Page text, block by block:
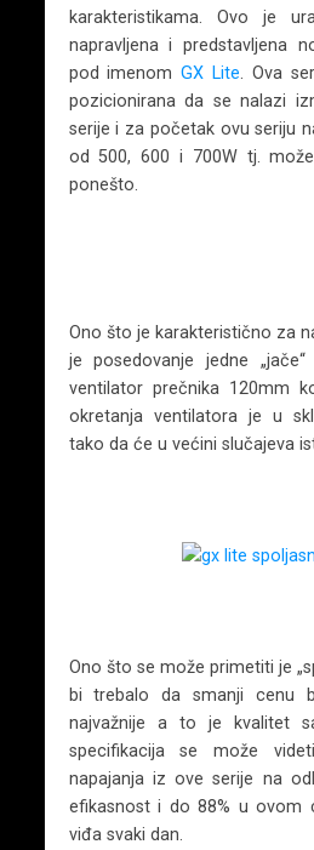
karakteristikama. Ovo je
napravljena i predstavljena
pod imenomGX Lite . Ova
pozicionirana da se nalazi
serije i za početak ovu seriju
od 500, 600 i 700W tj.
ponešto.
Ono što je karakteristično za
je posedovanje jedne
ventilator prečnika 120mm
okretanja ventilatora je u
tako da će u većini slučajeva
Ono što se može primetiti je
bi trebalo da smanji cenu
najvažnije a to je kvalitet
specifikacija se može
napajanja iz ove serije na
efikasnost i do 88% u ovom
viđa svaki dan.